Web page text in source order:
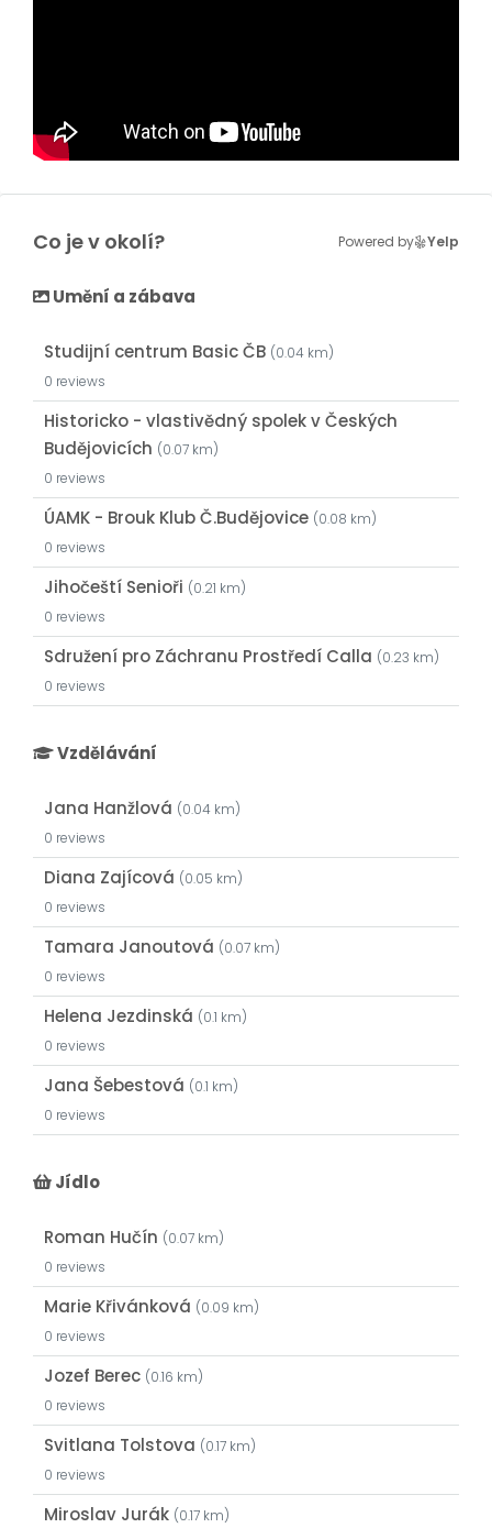
Co je v okolí? Powered by Yelp
Umění a zábava
Studijní centrum Basic ČB (0.04 km)
0 reviews
Historicko - vlastivědný spolek v Českých
Budějovicích (0.07 km)
0 reviews
ÚAMK - Brouk Klub Č.Budějovice (0.08 km)
0 reviews
Jihočeští Senioři (0.21 km)
0 reviews
Sdružení pro Záchranu Prostředí Calla (0.23 km)
0 reviews
Vzdělávání
Jana Hanžlová (0.04 km)
0 reviews
Diana Zajícová (0.05 km)
0 reviews
Tamara Janoutová (0.07 km)
0 reviews
Helena Jezdinská (0.1 km)
0 reviews
Jana Šebestová (0.1 km)
0 reviews
Jídlo
Roman Hučín (0.07 km)
0 reviews
Marie Křivánková (0.09 km)
0 reviews
Jozef Berec (0.16 km)
0 reviews
Svitlana Tolstova (0.17 km)
0 reviews
Miroslav Jurák (0.17 km)